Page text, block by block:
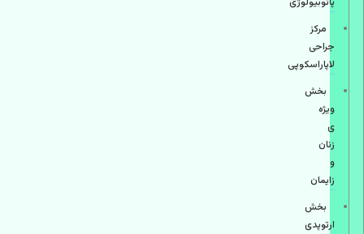
مرکز
جراحی
لاپاراسکوپی
بخش
ویژه
ی
زنان
و
زایمان
بخش
ارتوپدی